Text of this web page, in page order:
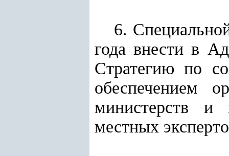
6.
года внести в
Стратегию по
обеспечением
министерств и
местных